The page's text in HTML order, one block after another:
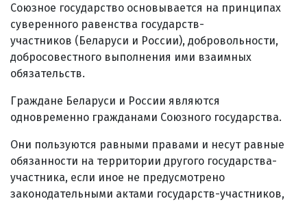
Союзное государство основывается на принципах
суверенного равенства государств-
участников (Беларуси и России), добровольности,
добросовестного выполнения ими взаимных
обязательств.
Граждане Беларуси и России являются
одновременно гражданами Союзного государства.
Они пользуются равными правами и несут равные
обязанности на территории другого государства-
участника, если иное не предусмотрено
законодательными актами государств-участников,